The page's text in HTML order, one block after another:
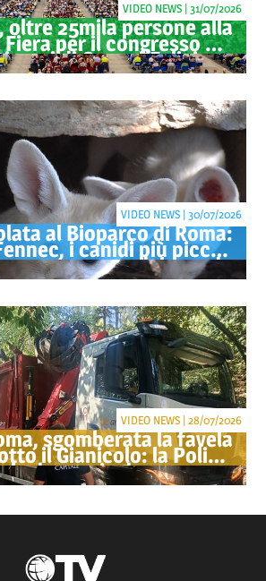
oltre 25mila persone alla
Fiera per il congresso dei
di Geova "Felici per
sempre"
VIDEO NEWS | 31/07/2026
al Bioparco di Roma:
i canidi più piccoli
del mondo
VIDEO NEWS | 30/07/2026
sgomberata la favela
il Gianicolo: la Polizia
denuncia due persone
VIDEO NEWS | 28/07/2026